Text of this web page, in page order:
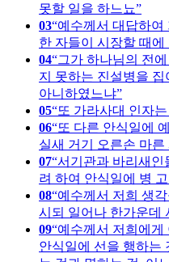
못할 일을 하느뇨
03 예수께서 대답하여
한 자들이 시장할 때
04 그가 하나님의 전
지 못하는 진설병을 집
아니하였느냐
05 또 가라사대 인자
06 또 다른 안식일에
실새 거기 오른손 마
07 서기관과 바리새인
려 하여 안식일에 병
08 예수께서 저희 생
시되 일어나 한가운데
09 예수께서 저희에게
안식일에 선을 행하는